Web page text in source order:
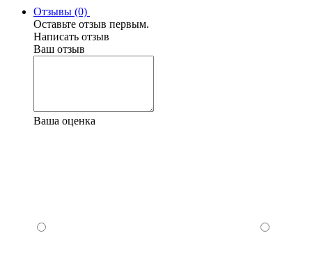
Отзывы (0)
Оставьте отзыв первым.
Написать отзыв
Ваш отзыв
Ваша оценка